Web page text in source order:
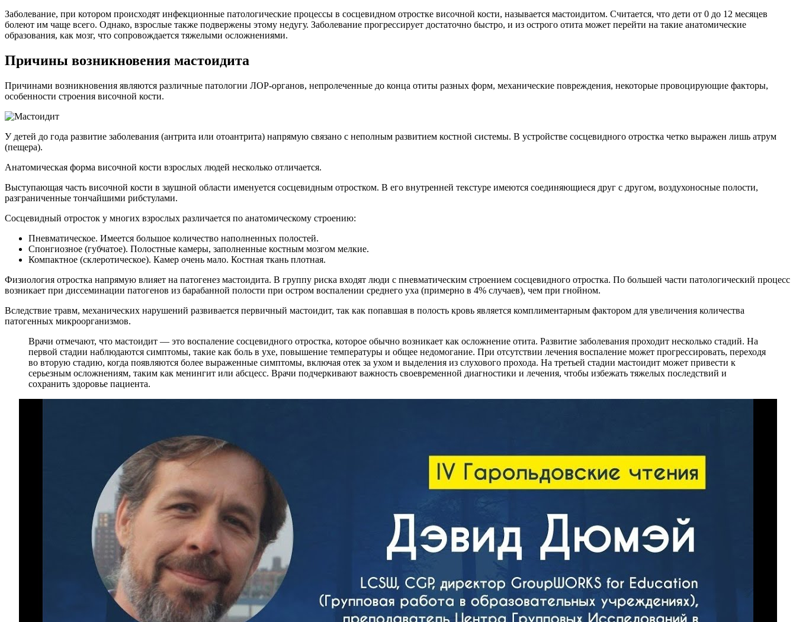
Заболевание, при котором происходят инфекционные патологические процессы в сосцевидном отростке височной кости, называется мастоидитом. Считается, что дети от 0 до 12 месяцев
болеют им чаще всего. Однако, взрослые также подвержены этому недугу. Заболевание прогрессирует достаточно быстро, и из острого отита может перейти на такие анатомические
образования, как мозг, что сопровождается тяжелыми осложнениями.
Причины возникновения мастоидита
Причинами возникновения являются различные патологии ЛОР-органов, непролеченные до конца отиты разных форм, механические повреждения, некоторые провоцирующие факторы,
особенности строения височной кости.
У детей до года развитие заболевания (антрита или отоантрита) напрямую связано с неполным развитием костной системы. В устройстве сосцевидного отростка четко выражен лишь атрум
(пещера).
Анатомическая форма височной кости взрослых людей несколько отличается.
Выступающая часть височной кости в заушной области именуется сосцевидным отростком. В его внутренней текстуре имеются соединяющиеся друг с другом, воздухоносные полости,
разграниченные тончайшими рибстулами.
Сосцевидный отросток у многих взрослых различается по анатомическому строению:
Пневматическое. Имеется большое количество наполненных полостей.
Спонгиозное (губчатое). Полостные камеры, заполненные костным мозгом мелкие.
Компактное (склеротическое). Камер очень мало. Костная ткань плотная.
Физиология отростка напрямую влияет на патогенез мастоидита. В группу риска входят люди с пневматическим строением сосцевидного отростка. По большей части патологический процесс
возникает при диссеминации патогенов из барабанной полости при остром воспалении среднего уха (примерно в 4% случаев), чем при гнойном.
Вследствие травм, механических нарушений развивается первичный мастоидит, так как попавшая в полость кровь является комплиментарным фактором для увеличения количества
патогенных микроорганизмов.
Врачи отмечают, что мастоидит — это воспаление сосцевидного отростка, которое обычно возникает как осложнение отита. Развитие заболевания проходит несколько стадий. На
первой стадии наблюдаются симптомы, такие как боль в ухе, повышение температуры и общее недомогание. При отсутствии лечения воспаление может прогрессировать, переходя
во вторую стадию, когда появляются более выраженные симптомы, включая отек за ухом и выделения из слухового прохода. На третьей стадии мастоидит может привести к
серьезным осложнениям, таким как менингит или абсцесс. Врачи подчеркивают важность своевременной диагностики и лечения, чтобы избежать тяжелых последствий и
сохранить здоровье пациента.